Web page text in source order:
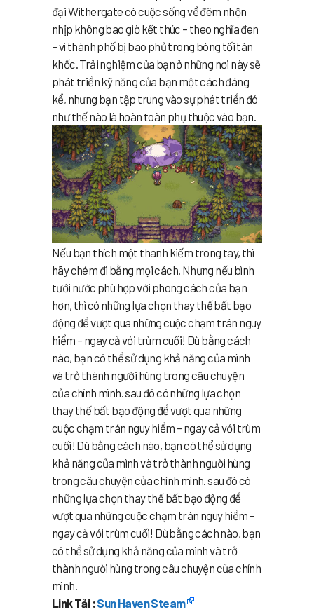
đại Withergate có cuộc sống về đêm nhộn
nhịp không bao giờ kết thúc – theo nghĩa đen
– vì thành phố bị bao phủ trong bóng tối tàn
khốc. Trải nghiệm của bạn ở những nơi này sẽ
phát triển kỹ năng của bạn một cách đáng
kể, nhưng bạn tập trung vào sự phát triển đó
như thế nào là hoàn toàn phụ thuộc vào bạn.
Nếu bạn thích một thanh kiếm trong tay, thì
hãy chém đi bằng mọi cách. Nhưng nếu bình
tưới nước phù hợp với phong cách của bạn
hơn, thì có những lựa chọn thay thế bất bạo
động để vượt qua những cuộc chạm trán nguy
hiểm – ngay cả với trùm cuối! Dù bằng cách
nào, bạn có thể sử dụng khả năng của mình
và trở thành người hùng trong câu chuyện
của chính mình. sau đó có những lựa chọn
thay thế bất bạo động để vượt qua những
cuộc chạm trán nguy hiểm – ngay cả với trùm
cuối! Dù bằng cách nào, bạn có thể sử dụng
khả năng của mình và trở thành người hùng
trong câu chuyện của chính mình. sau đó có
những lựa chọn thay thế bất bạo động để
vượt qua những cuộc chạm trán nguy hiểm –
ngay cả với trùm cuối! Dù bằng cách nào, bạn
có thể sử dụng khả năng của mình và trở
thành người hùng trong câu chuyện của chính
mình.
Link Tải :Sun Haven Steam